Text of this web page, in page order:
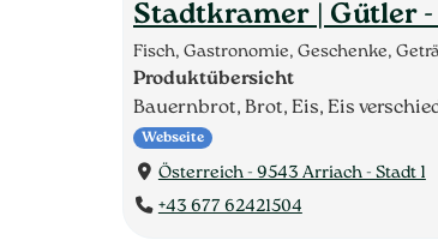
Stadtkramer | Gütler
Fisch, Gastronomie, Geschenke,
Produktübersicht
Bauernbrot, Brot, Eis, Eis
Webseite
Österreich - 9543 Arriach - Stadt 1
+43 677 62421504